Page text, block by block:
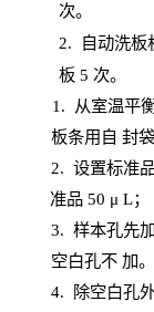
次。
2.
自动洗板
板 5 次。
1 . 从室温平
板条用自 封
2. 设置标准
准品 50 μ L；
3. 样本孔先
空白孔不 加。
4.
除空白孔